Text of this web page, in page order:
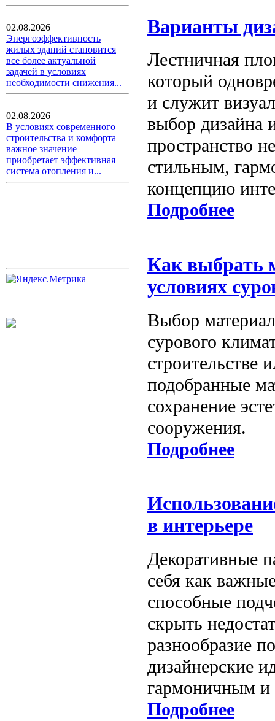
02.08.2026
Энергоэффективность
жилых зданий становится
все более актуальной
задачей в условиях
необходимости снижения...
02.08.2026
В условиях современного
строительства и комфорта
важное значение
приобретает эффективная
система отопления и...
Варианты
Лестничная
который
и служит
выбор дизайна
пространство
стильным,
концепцию
Подробнее
Как выбрать
условиях
Выбор
сурового
строительстве
подобранные
сохранение
сооружения.
Подробнее
в интерьере
Декоративные
себя как
способные
скрыть
разнообразие
дизайнерские
гармоничным
Подробнее